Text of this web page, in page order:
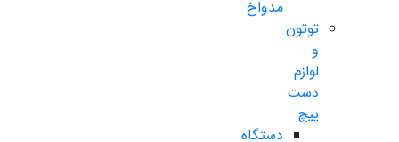
مدواخ
توتون
و
لوازم
دست
پیچ
دستگاه